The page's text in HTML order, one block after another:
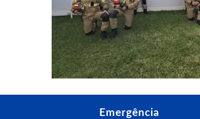
Emergência